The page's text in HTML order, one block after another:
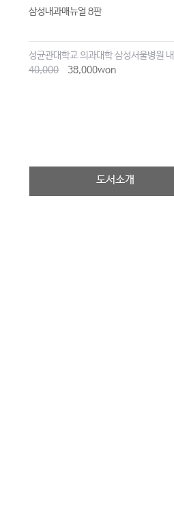
삼성내과매뉴얼 8판
성균관대학교 의과대학 삼성서울병원
40,000
38,000won
도서소개